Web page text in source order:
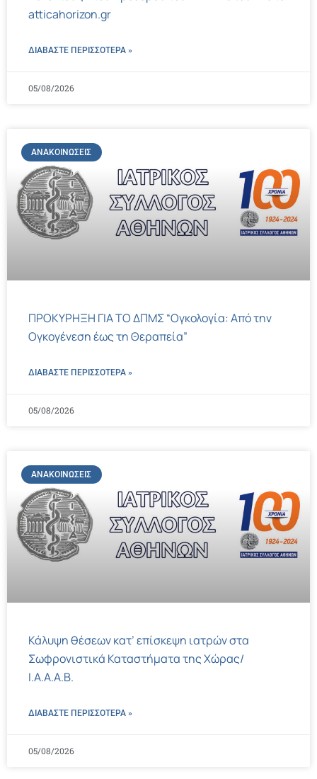
atticahorizon.gr
ΔΙΑΒΑΣΤΕ ΠΕΡΙΣΣΌΤΕΡΑ »
05/08/2026
ΑΝΑΚΟΙΝΏΣΕΙΣ
ΠΡΟΚΥΡΗΞΗ ΓΙΑ ΤΟ ΔΠΜΣ “Ογκολογία: Από την
Ογκογένεση έως τη Θεραπεία”
ΔΙΑΒΑΣΤΕ ΠΕΡΙΣΣΌΤΕΡΑ »
05/08/2026
ΑΝΑΚΟΙΝΏΣΕΙΣ
Κάλυψη θέσεων κατ’ επίσκεψη ιατρών στα
Σωφρονιστικά Καταστήματα της Χώρας/
Ι.Α.Α.Α.Β.
ΔΙΑΒΑΣΤΕ ΠΕΡΙΣΣΌΤΕΡΑ »
05/08/2026